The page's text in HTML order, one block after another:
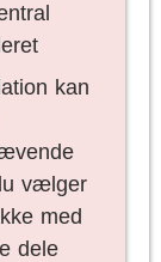
kan
vælger
med
dele